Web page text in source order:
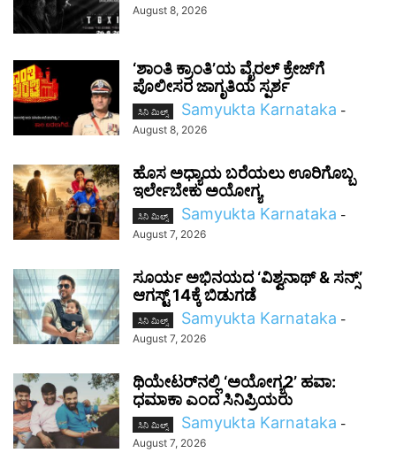
August 8, 2026
‘ಶಾಂತಿ ಕ್ರಾಂತಿ’ಯ ವೈರಲ್ ಕ್ರೇಜ್‌ಗೆ
ಪೊಲೀಸರ ಜಾಗೃತಿಯ ಸ್ಪರ್ಶ
ಸಿನಿ ಮಿಲ್ಸ್ Samyukta Karnataka -
August 8, 2026
ಹೊಸ ಅಧ್ಯಾಯ ಬರೆಯಲು ಊರಿಗೊಬ್ಬ
ಇರ್ಲೇಬೇಕು ಅಯೋಗ್ಯ
ಸಿನಿ ಮಿಲ್ಸ್ Samyukta Karnataka -
August 7, 2026
ಸೂರ್ಯ ಅಭಿನಯದ ‘ವಿಶ್ವನಾಥ್ & ಸನ್ಸ್’
ಆಗಸ್ಟ್ 14ಕ್ಕೆ ಬಿಡುಗಡೆ
ಸಿನಿ ಮಿಲ್ಸ್ Samyukta Karnataka -
August 7, 2026
ಥಿಯೇಟರ್‌ನಲ್ಲಿ ‘ಅಯೋಗ್ಯ2’ ಹವಾ:
ಧಮಾಕಾ ಎಂದ ಸಿನಿಪ್ರಿಯರು
ಸಿನಿ ಮಿಲ್ಸ್ Samyukta Karnataka -
August 7, 2026